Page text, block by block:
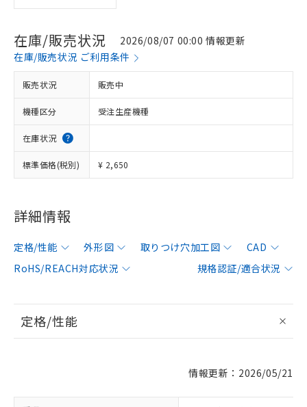
在庫/販売状況
2026/08/07 00:00 情報更新
在庫/販売状況 ご利用条件
販売状況 販売中
機種区分 受注生産機種
在庫状況
標準価格(税別) ¥ 2,650
詳細情報
定格/性能 外形図 取りつけ穴加工図
CAD
RoHS/REACH対応状況
規格認証/適合状況
定格/性能
情報更新：2026/05/21